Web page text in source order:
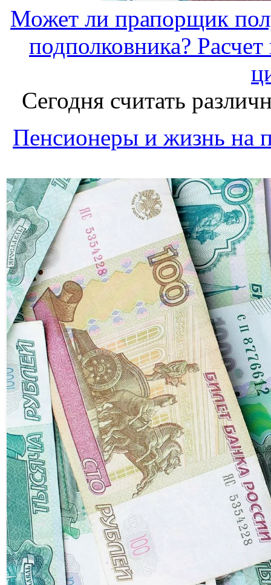
Может ли прапорщик
подполковника?
Сегодня считать
Пенсионеры и жизнь на